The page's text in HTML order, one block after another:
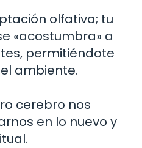
olfativa; tu
«acostumbra» a
permitiéndote
ambiente.
cerebro nos
en lo nuevo y